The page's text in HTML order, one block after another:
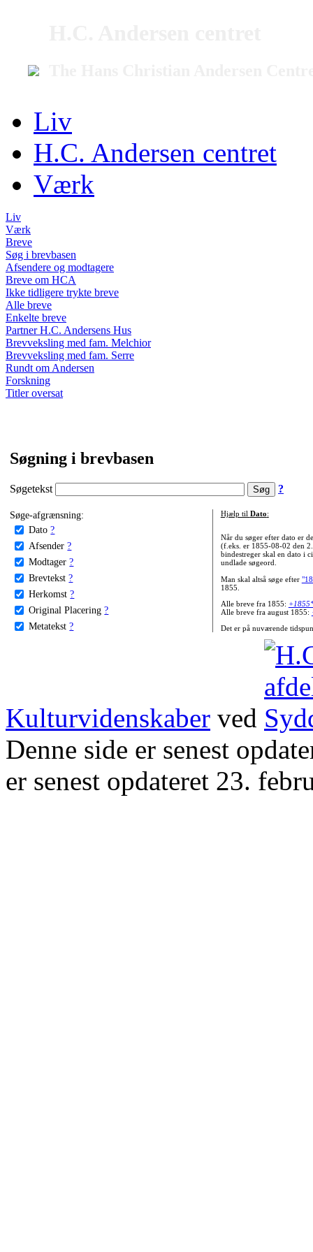
Liv
H.C. Andersen centret
Værk
Liv
Værk
Breve
Søg i brevbasen
Afsendere og modtagere
Breve om HCA
Ikke tidligere trykte breve
Alle breve
Enkelte breve
Partner H.C. Andersens Hus
Brevveksling med fam. Melchior
Brevveksling med fam. Serre
Rundt om Andersen
Forskning
Titler oversat
Søgning i brevbasen
Søgetekst ?
Søge-afgrænsning:
Dato ?
Afsender ?
Modtager ?
Brevtekst ?
Herkomst ?
Original Placering ?
Metatekst ?
Hjælp til Dato:
Når du søger efter dato er
(f.eks. er 1855-08-02 den
bindestreger skal en dato i
undlade søgeord.
Man skal altså søge efter
1855.
Alle breve fra 1855:
Alle breve fra august 1855:
Det er på nuværende
Kulturvidenskaber ved
Denne side er senest
er senest opdateret 23.